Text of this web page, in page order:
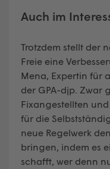
Auch im
Trotzdem stellt der
Freie eine
Mena, Expertin für
der GPA-djp. Zwar
Fixangestellten
für die
neue Regelwerk
bringen, indem es
schafft, wer denn